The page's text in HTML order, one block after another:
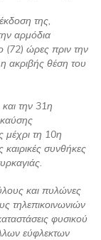
της,
αρμόδια
(72) ώρες πριν την
ακριβής θέση του
την 31η
μέχρι τη 10η
καιρικές συνθήκες
και πυλώνες
τηλεπικοινωνιών
φυσικού
εύφλεκτων